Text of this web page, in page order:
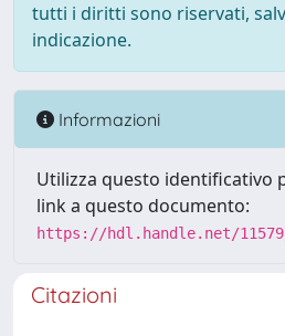
tutti i diritti sono riservati,
indicazione.
Informazioni
Utilizza questo identificativo
link a questo documento:
https://hdl.handle.net/
Citazioni